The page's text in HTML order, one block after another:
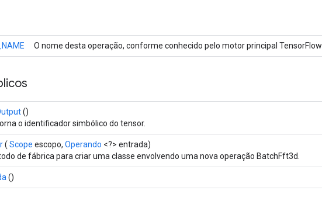
O nome desta operação, conforme conhecido pelo motor principal TensorFlow
()
o identificador simbólico do tensor.
( Scope escopo, Operando <?> entrada)
de fábrica para criar uma classe envolvendo uma nova operação BatchFft3d.
()